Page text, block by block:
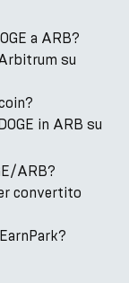
a ARB?
su
in ARB su
ARB?
convertito